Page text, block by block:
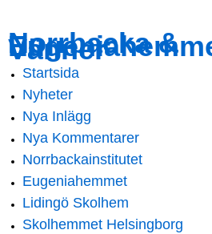
main
content
navigation
Norrbacka &
Vänner
Main menu
Startsida
Nyheter
Nya Inlägg
Nya Kommentarer
Norrbackainstitutet
Eugeniahemmet
Lidingö Skolhem
Skolhemmet Helsingborg